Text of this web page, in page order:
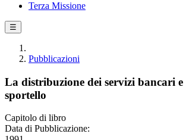
Terza Missione
☰
Pubblicazioni
La distribuzione dei servizi bancari
sportello
Capitolo di libro
Data di Pubblicazione: